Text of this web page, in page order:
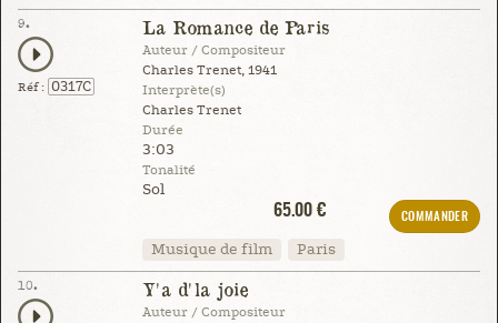
9.
Réf : 0317C
La Romance de Paris
Auteur / Compositeur
Charles Trenet, 1941
Interprète(s)
Charles Trenet
Durée
3:03
Tonalité
Sol
65.00 €
COMMANDER
Musique de film Paris
10. Y'a d'la joie
Auteur / Compositeur